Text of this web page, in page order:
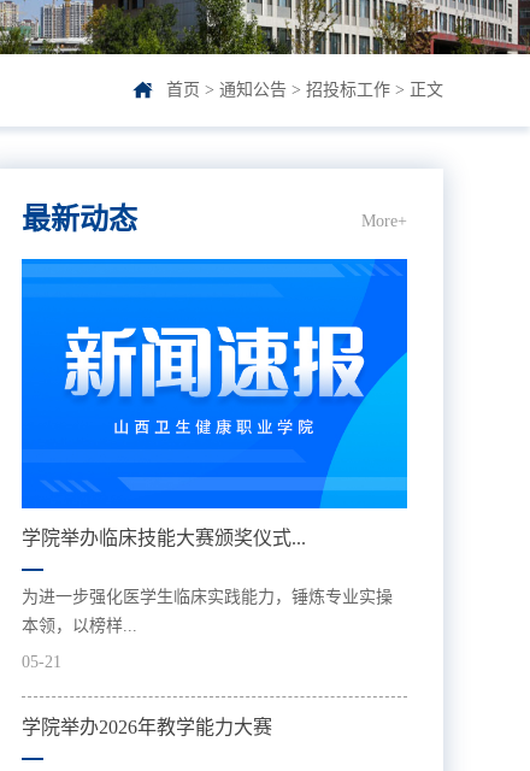
首页 > 通知公告 > 招投标工作 > 正文
最新动态 More+
学院举办临床技能大赛颁奖仪式...
为进一步强化医学生临床实践能力，锤炼专业实操
本领，以榜样...
05-21
学院举办2026年教学能力大赛